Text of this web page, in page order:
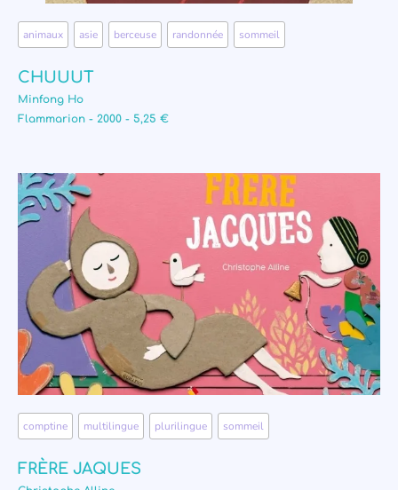
animaux asie berceuse randonnée sommeil
CHUUUT
Minfong Ho
Flammarion - 2000 - 5,25 €
comptine multilingue plurilingue sommeil
FRÈRE JAQUES